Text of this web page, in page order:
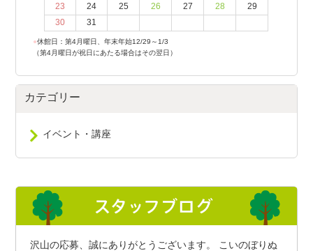
23
24 25 26 27 28
29
30
31
●休館日：第4月曜日、年末年始12/29～1/3
（第4月曜日が祝日にあたる場合はその翌日）
カテゴリー
イベント・講座
沢山の応募、誠にありがとうございます。 こいのぼりぬ